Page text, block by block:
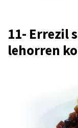
11- Errezil
lehorren